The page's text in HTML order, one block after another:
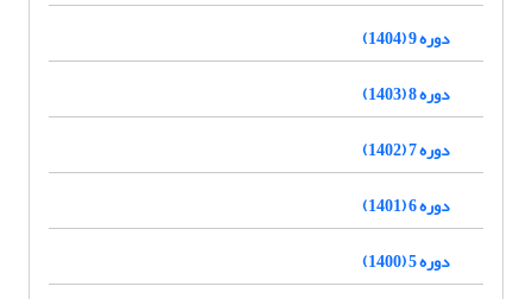
دوره 9 (1404)
دوره 8 (1403)
دوره 7 (1402)
دوره 6 (1401)
دوره 5 (1400)